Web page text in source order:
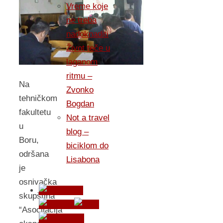
Na
tehničkom
fakultetu
u
Boru,
odršana
je
osnivačka
skupština
“Asocijacija
Vreme koje
ne treba
nadoknaditi
Život teče u
laganom
ritmu –
Zvonko
Bogdan
Not a travel
blog –
biciklom do
Lisabona